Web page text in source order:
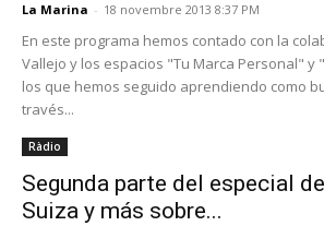
La Marina - 18 novembre 2013 8:37 PM
En este programa hemos contado con la
Vallejo y los espacios "Tu Marca Personal" y
los que hemos seguido aprendiendo como
través...
Ràdio
Segunda parte del especial
Suiza y más sobre...